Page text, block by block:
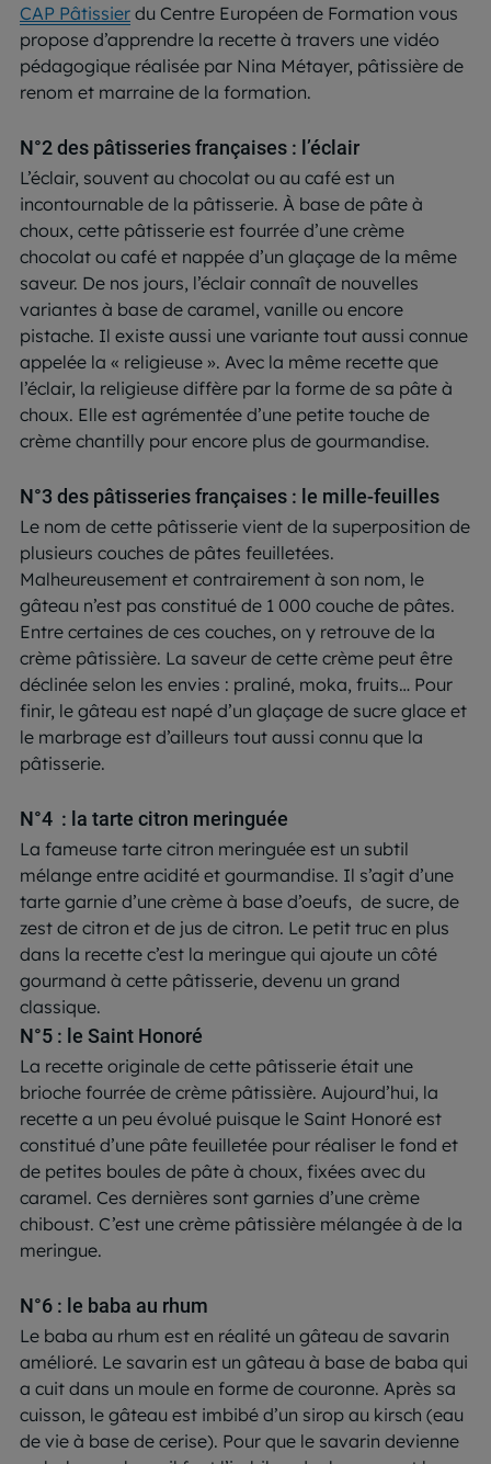
CAP Pâtissier du Centre Européen de Formation vous
propose d’apprendre la recette à travers une vidéo
pédagogique réalisée par Nina Métayer, pâtissière de
renom et marraine de la formation.
N°2 des pâtisseries françaises : l’éclair
L’éclair, souvent au chocolat ou au café est un
incontournable de la pâtisserie. À base de pâte à
choux, cette pâtisserie est fourrée d’une crème
chocolat ou café et nappée d’un glaçage de la même
saveur. De nos jours, l’éclair connaît de nouvelles
variantes à base de caramel, vanille ou encore
pistache. Il existe aussi une variante tout aussi connue
appelée la « religieuse ». Avec la même recette que
l’éclair, la religieuse diffère par la forme de sa pâte à
choux. Elle est agrémentée d’une petite touche de
crème chantilly pour encore plus de gourmandise.
N°3 des pâtisseries françaises : le mille-feuilles
Le nom de cette pâtisserie vient de la superposition de
plusieurs couches de pâtes feuilletées.
Malheureusement et contrairement à son nom, le
gâteau n’est pas constitué de 1 000 couche de pâtes.
Entre certaines de ces couches, on y retrouve de la
crème pâtissière. La saveur de cette crème peut être
déclinée selon les envies : praliné, moka, fruits… Pour
finir, le gâteau est napé d’un glaçage de sucre glace et
le marbrage est d’ailleurs tout aussi connu que la
pâtisserie.
N°4 : la tarte citron meringuée
La fameuse tarte citron meringuée est un subtil
mélange entre acidité et gourmandise. Il s’agit d’une
tarte garnie d’une crème à base d’oeufs, de sucre, de
zest de citron et de jus de citron. Le petit truc en plus
dans la recette c’est la meringue qui ajoute un côté
gourmand à cette pâtisserie, devenu un grand
classique.
N°5 : le Saint Honoré
La recette originale de cette pâtisserie était une
brioche fourrée de crème pâtissière. Aujourd’hui, la
recette a un peu évolué puisque le Saint Honoré est
constitué d’une pâte feuilletée pour réaliser le fond et
de petites boules de pâte à choux, fixées avec du
caramel. Ces dernières sont garnies d’une crème
chiboust. C’est une crème pâtissière mélangée à de la
meringue.
N°6 : le baba au rhum
Le baba au rhum est en réalité un gâteau de savarin
amélioré. Le savarin est un gâteau à base de baba qui
a cuit dans un moule en forme de couronne. Après sa
cuisson, le gâteau est imbibé d’un sirop au kirsch (eau
de vie à base de cerise). Pour que le savarin devienne